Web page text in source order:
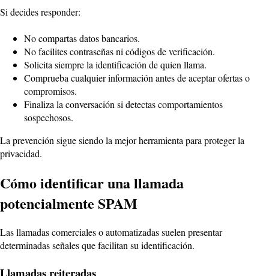
Si decides responder:
No compartas datos bancarios.
No facilites contraseñas ni códigos de verificación.
Solicita siempre la identificación de quien llama.
Comprueba cualquier información antes de aceptar ofertas o
compromisos.
Finaliza la conversación si detectas comportamientos
sospechosos.
La prevención sigue siendo la mejor herramienta para proteger la
privacidad.
Cómo identificar una llamada
potencialmente SPAM
Las llamadas comerciales o automatizadas suelen presentar
determinadas señales que facilitan su identificación.
Llamadas reiteradas